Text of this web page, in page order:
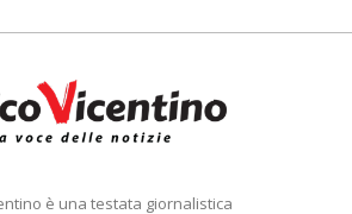
è una testata giornalistica